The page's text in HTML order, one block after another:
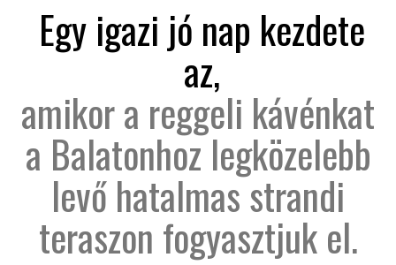
Egy igazi jó nap kezdete
az,
amikor a reggeli kávénkat
a Balatonhoz legközelebb
levő hatalmas strandi
teraszon fogyasztjuk el.